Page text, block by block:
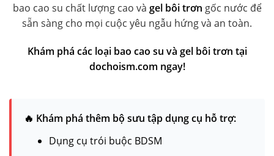
bao cao su chất lượng cao và gel bôi trơn gốc nước để
sẵn sàng cho mọi cuộc yêu ngẫu hứng và an toàn.
Khám phá các loại bao cao su và gel bôi trơn tại
dochoism.com ngay!
🔥 Khám phá thêm bộ sưu tập dụng cụ hỗ trợ:
Dụng cụ trói buộc BDSM